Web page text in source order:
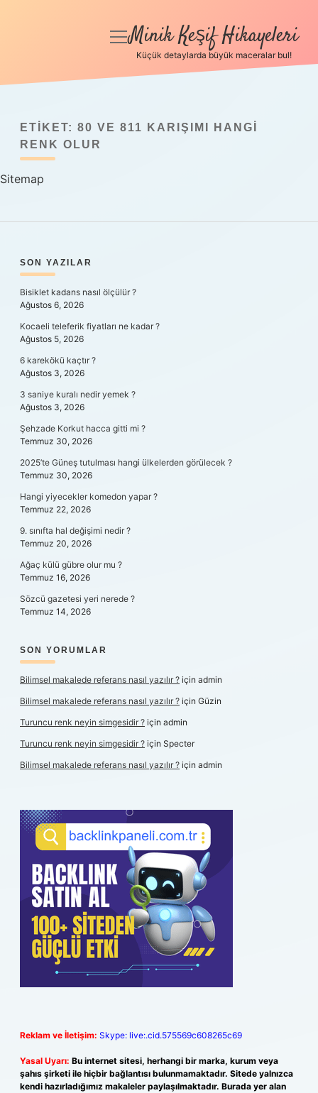
Anasayfa
Yasal Uyarı
Hakkımızda
menüyü
Minik Keşif Hikayeleri
Küçük detaylarda büyük maceralar bul!
ETIKET: 80 VE 811 KARIŞIMI HANGI
RENK OLUR
Sitemap
SIDEBAR
SON YAZILAR
Bisiklet kadans nasıl ölçülür ?
Ağustos 6, 2026
Kocaeli teleferik fiyatları ne kadar ?
Ağustos 5, 2026
6 karekökü kaçtır ?
Ağustos 3, 2026
3 saniye kuralı nedir yemek ?
Ağustos 3, 2026
Şehzade Korkut hacca gitti mi ?
Temmuz 30, 2026
2025’te Güneş tutulması hangi ülkelerden görülecek ?
Temmuz 30, 2026
Hangi yiyecekler komedon yapar ?
Temmuz 22, 2026
9. sınıfta hal değişimi nedir ?
Temmuz 20, 2026
Ağaç külü gübre olur mu ?
Temmuz 16, 2026
Sözcü gazetesi yeri nerede ?
Temmuz 14, 2026
SON YORUMLAR
Bilimsel makalede referans nasıl yazılır ? için admin
Bilimsel makalede referans nasıl yazılır ? için Güzin
Turuncu renk neyin simgesidir ? için admin
Turuncu renk neyin simgesidir ? için Specter
Bilimsel makalede referans nasıl yazılır ? için admin
Reklam ve İletişim: Skype: live:.cid.575569c608265c69
Yasal Uyarı: Bu internet sitesi, herhangi bir marka, kurum veya
şahıs şirketi ile hiçbir bağlantısı bulunmamaktadır. Sitede yalnızca
kendi hazırladığımız makaleler paylaşılmaktadır. Burada yer alan